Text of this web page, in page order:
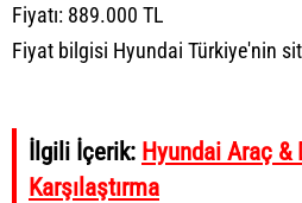
Fiyatı: 889.000 TL
Fiyat bilgisi Hyundai Türkiye'nin
İlgili İçerik: Hyundai Araç &
Karşılaştırma